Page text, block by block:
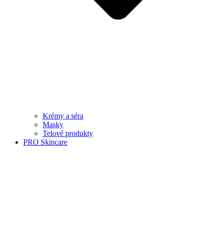
Krémy a séra
Masky
Telové produkty
PRO Skincare